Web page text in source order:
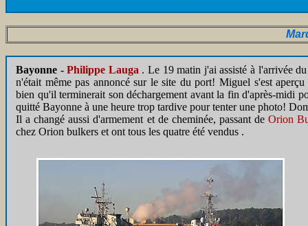
Bayonne -Philippe Lauga . Le 19 matin j'ai assisté à l'arrivée
n'était même pas annoncé sur le site du port! Miguel s'est
bien qu'il terminerait son déchargement avant la fin d'après-midi
quitté Bayonne à une heure trop tardive pour tenter une photo!
Il a changé aussi d'armement et de cheminée, passant de Orion
chez Orion bulkers et ont tous les quatre été vendus .